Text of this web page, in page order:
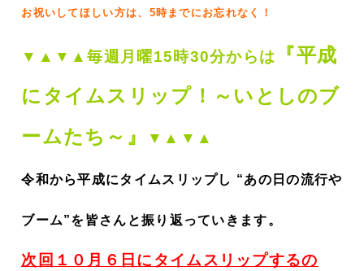
お祝いしてほしい方は、5時までにお忘れなく！
▼▲▼▲毎週月曜15時30分からは
『平成
にタイムスリップ！～いとしのブ
ームたち～』
▼▲▼▲
令和から平成にタイムスリップし “あの日の流行や
ブーム”を皆さんと振り返っていきます。
次回１０月６日にタイムスリップするの